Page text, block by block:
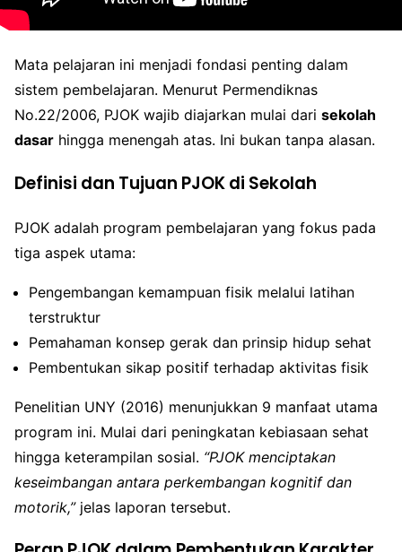
Mata pelajaran ini menjadi fondasi penting dalam
sistem pembelajaran. Menurut Permendiknas
No.22/2006, PJOK wajib diajarkan mulai dari sekolah
dasar hingga menengah atas. Ini bukan tanpa alasan.
Definisi dan Tujuan PJOK di Sekolah
PJOK adalah program pembelajaran yang fokus pada
tiga aspek utama:
Pengembangan kemampuan fisik melalui latihan
terstruktur
Pemahaman konsep gerak dan prinsip hidup sehat
Pembentukan sikap positif terhadap aktivitas fisik
Penelitian UNY (2016) menunjukkan 9 manfaat utama
program ini. Mulai dari peningkatan kebiasaan sehat
hingga keterampilan sosial. “PJOK menciptakan
keseimbangan antara perkembangan kognitif dan
motorik,”jelas laporan tersebut.